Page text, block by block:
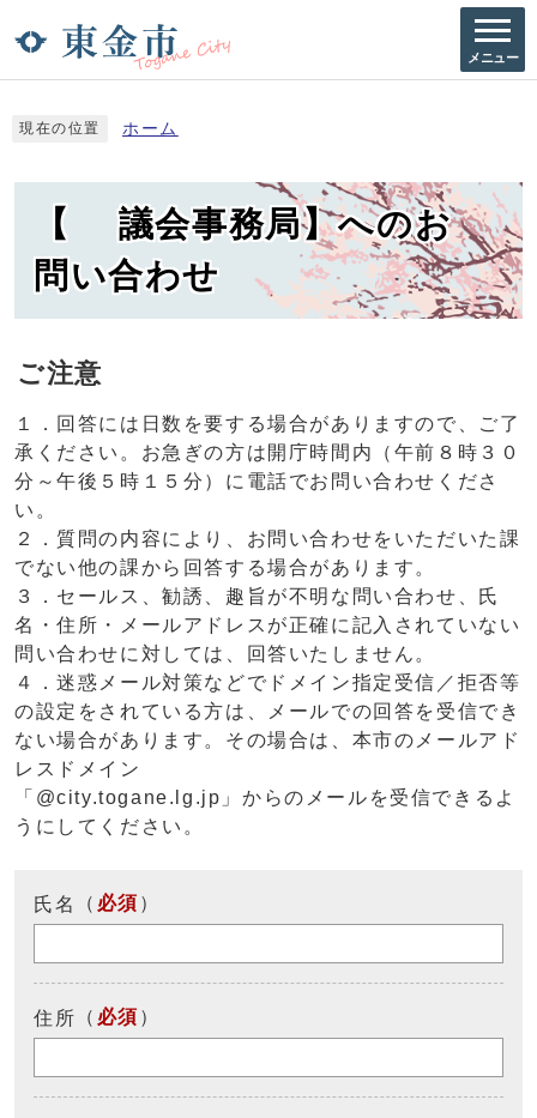
メニュー
現在の位置 ホーム
【 議会事務局】へのお
問い合わせ
ご注意
１．回答には日数を要する場合がありますので、ご了
承ください。お急ぎの方は開庁時間内（午前８時３０
分～午後５時１５分）に電話でお問い合わせくださ
い。
２．質問の内容により、お問い合わせをいただいた課
でない他の課から回答する場合があります。
３．セールス、勧誘、趣旨が不明な問い合わせ、氏
名・住所・メールアドレスが正確に記入されていない
問い合わせに対しては、回答いたしません。
４．迷惑メール対策などでドメイン指定受信／拒否等
の設定をされている方は、メールでの回答を受信でき
ない場合があります。その場合は、本市のメールアド
レスドメイン
「@city.togane.lg.jp」からのメールを受信できるよ
うにしてください。
氏名 （ 必須 ）
住所 （ 必須 ）